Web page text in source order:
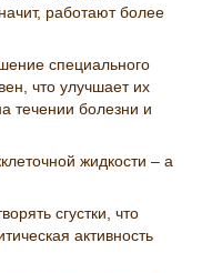
работают более
специального
что улучшает их
течении болезни и
жидкости – а
сгустки, что
активность